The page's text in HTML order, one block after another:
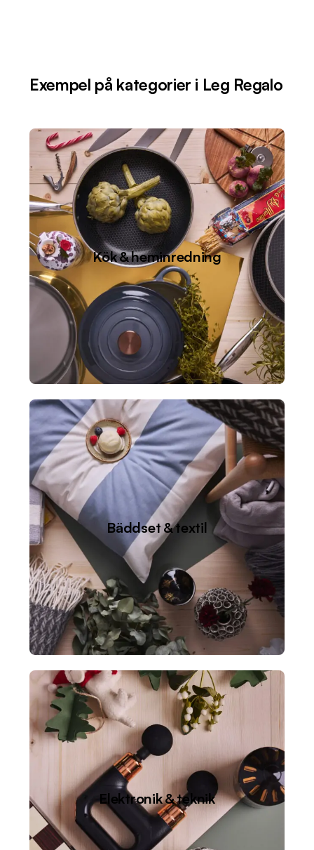
Exempel på kategorier i Leg Regalo
Kök & heminredning
Bäddset & textil
Elektronik & teknik